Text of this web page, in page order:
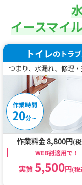
イースマイ
トイレのトラ
つまり、水漏れ、修理
作業時間
20分～
作業料金 8,800円(
WEB割適用で！
実質5,500円(税